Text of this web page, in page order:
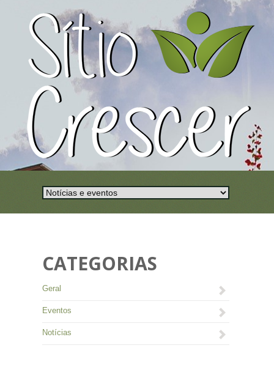
CATEGORIAS
Geral
Eventos
Notícias